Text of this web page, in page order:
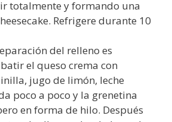
totalmente y formando una
Refrigere durante 10
del relleno es
el queso crema con
jugo de limón, leche
poco a poco y la grenetina
en forma de hilo. Después